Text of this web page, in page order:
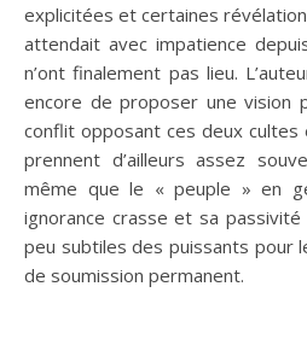
explicitées et certaines
attendait avec impatience
n’ont finalement pas lieu.
encore de proposer une vision
conflit opposant ces deux cultes
prennent d’ailleurs assez
même que le « peuple » en
ignorance crasse et sa
peu subtiles des puissants pour
de soumission permanent.